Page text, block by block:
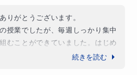
りがとうございます。
授業でしたが、毎週しっかり集中
むことができていました。はじめ
怪しかったですが、繰り返すうちに
続きを読む